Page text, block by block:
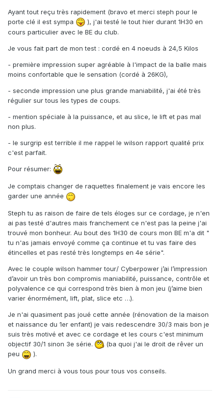
Ayant tout reçu très rapidement (bravo et merci steph pour le
porte clé il est sympa
), j'ai testé le tout hier durant 1H30 en
cours particulier avec le BE du club.
Je vous fait part de mon test : cordé en 4 noeuds à 24,5 Kilos
- première impression super agréable à l'impact de la balle mais
moins confortable que le sensation (cordé à 26KG),
- seconde impression une plus grande maniabilité, j'ai été très
régulier sur tous les types de coups.
- mention spéciale à la puissance, et au slice, le lift et pas mal
non plus.
- le surgrip est terrible il me rappel le wilson rapport qualité prix
c'est parfait.
Pour résumer:
Je comptais changer de raquettes finalement je vais encore les
garder une année
Steph tu as raison de faire de tels éloges sur ce cordage, je n'en
ai pas testé d'autres mais franchement ce n'est pas la peine j'ai
trouvé mon bonheur. Au bout des 1H30 de cours mon BE m'a dit "
tu n'as jamais envoyé comme ça continue et tu vas faire des
étincelles et pas resté très longtemps en 4e série".
Avec le couple wilson hammer tour/ Cyberpower j’ai l’impression
d’avoir un très bon compromis maniabilité, puissance, contrôle et
polyvalence ce qui correspond très bien à mon jeu (j’aime bien
varier énormément, lift, plat, slice etc …).
Je n'ai quasiment pas joué cette année (rénovation de la maison
et naissance du 1er enfant) je vais redescendre 30/3 mais bon je
suis très motivé et avec ce cordage et les cours c'est minimum
objectif 30/1 sinon 3e série.
(ba quoi j'ai le droit de rêver un
peu
).
Un grand merci à vous tous pour tous vos conseils.